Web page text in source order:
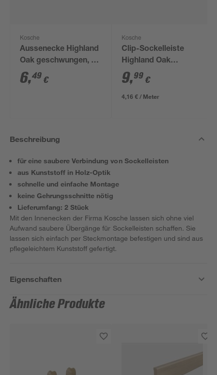
Kosche
Aussenecke Highland
Oak geschwungen, 2
Stück
6,49 €
Kosche
Clip-Sockelleiste
Highland Oak
geschwungen 2400 x
40 x 20 mm
9,99 €
4,16 € / Meter
Beschreibung
für eine saubere Verbindung von Sockelleisten
aus Kunststoff in Holz-Optik
schnelle und einfache Montage
keine Gehrungsschnitte nötig
Lieferumfang: 2 Stück
Mit den Innenecken der Firma Kosche lassen sich ohne viel
Aufwand saubere Übergänge für Sockelleisten schaffen. Sie
lassen sich einfach per Steckmontage befestigen und sind aus
pflegeleichtem Kunststoff gefertigt.
Eigenschaften
Ähnliche Produkte